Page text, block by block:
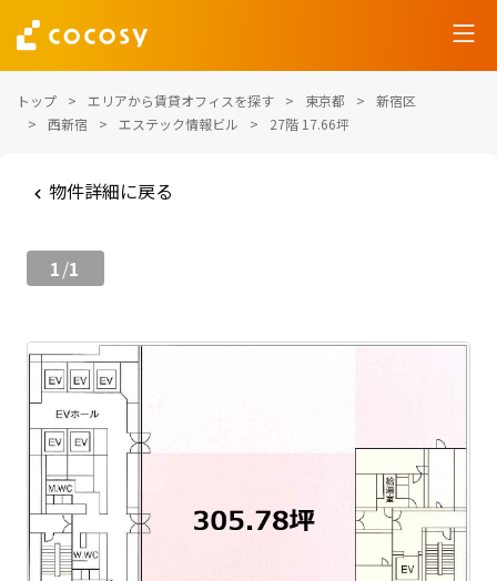
トップ エリアから賃貸オフィスを探す 東京都
新宿区
西新宿
エステック情報ビル 27階 17.66坪
物件詳細に戻る
1/1